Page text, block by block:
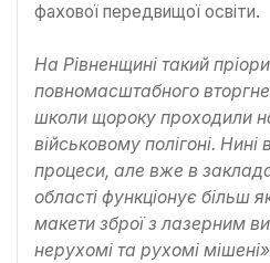
фахової передвищої освіти.
На Рівненщині такий
повномасштабного
школи щороку проходили
військовому полігоні. Нині
процеси, але вже в
області функціонує більш
макети зброї з лазерним
нерухомі та рухомі мішені»